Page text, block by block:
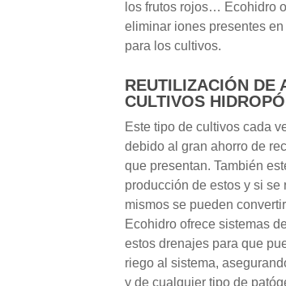
los frutos rojos… Ecohidro
eliminar iones presentes
para los cultivos.
REUTILIZACIÓN DE
CULTIVOS
Este tipo de cultivos cada
debido al gran ahorro de
que presentan. También
producción de estos y si
mismos se pueden
Ecohidro ofrece sistemas
estos drenajes para que
riego al sistema,
y de cualquier tipo de